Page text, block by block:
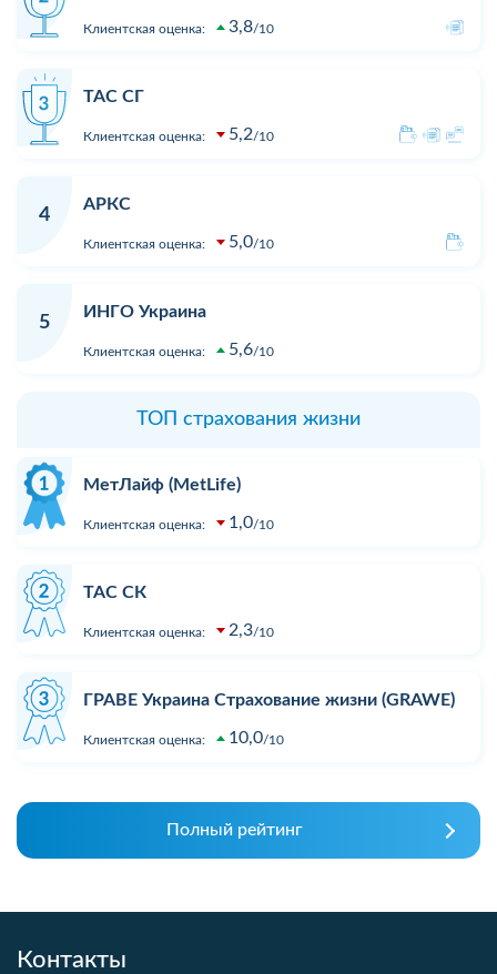
Клиентская оценка: 3,8 10
ТАС СГ
Клиентская оценка: 5,2 10
4
АРКС
Клиентская оценка: 5,0 10
5
ИНГО Украина
Клиентская оценка: 5,6 10
ТОП страхования жизни
МетЛайф (MetLife)
Клиентская оценка: 1,0 10
ТАС СК
Клиентская оценка: 2,3 10
ГРАВЕ Украина Страхование жизни (GRAWE)
Клиентская оценка: 10,0 10
Полный рейтинг
Контакты